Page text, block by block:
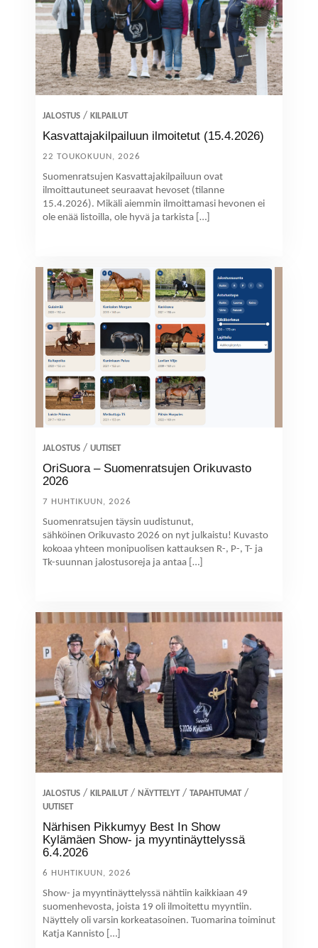
JALOSTUS / KILPAILUT
Kasvattajakilpailuun ilmoitetut (15.4.2026)
22 TOUKOKUUN, 2026
Suomenratsujen Kasvattajakilpailuun ovat
ilmoittautuneet seuraavat hevoset (tilanne
15.4.2026). Mikäli aiemmin ilmoittamasi hevonen ei
ole enää listoilla, ole hyvä ja tarkista […]
JALOSTUS / UUTISET
OriSuora – Suomenratsujen Orikuvasto
2026
7 HUHTIKUUN, 2026
Suomenratsujen täysin uudistunut,
sähköinen Orikuvasto 2026 on nyt julkaistu! Kuvasto
kokoaa yhteen monipuolisen kattauksen R-, P-, T- ja
Tk-suunnan jalostusoreja ja antaa […]
JALOSTUS / KILPAILUT/ NÄYTTELYT/ TAPAHTUMAT/
UUTISET
Närhisen Pikkumyy Best In Show
Kylämäen Show- ja myyntinäyttelyssä
6.4.2026
6 HUHTIKUUN, 2026
Show- ja myyntinäyttelyssä nähtiin kaikkiaan 49
suomenhevosta, joista 19 oli ilmoitettu myyntiin.
Näyttely oli varsin korkeatasoinen. Tuomarina toiminut
Katja Kannisto […]